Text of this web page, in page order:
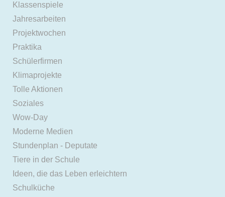
Klassenspiele
Jahresarbeiten
Projektwochen
Praktika
Schülerfirmen
Klimaprojekte
Tolle Aktionen
Soziales
Wow-Day
Moderne Medien
Stundenplan - Deputate
Tiere in der Schule
Ideen, die das Leben erleichtern
Schulküche